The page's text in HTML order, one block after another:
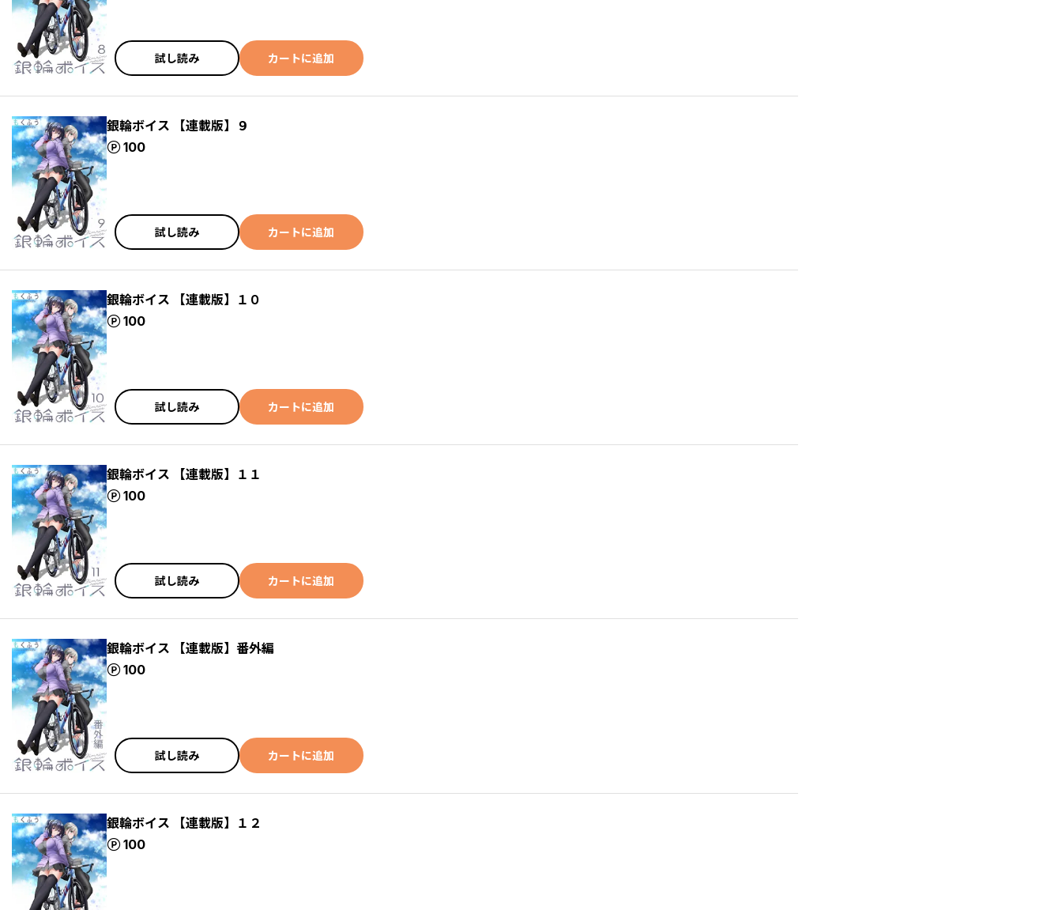
試し読み カートに追加
銀輪ボイス 【連載版】９
100
ポイント
試し読み カートに追加
銀輪ボイス 【連載版】１０
100
ポイント
試し読み カートに追加
銀輪ボイス 【連載版】１１
100
ポイント
試し読み カートに追加
銀輪ボイス 【連載版】番外編
100
ポイント
試し読み カートに追加
銀輪ボイス 【連載版】１２
100
ポイント